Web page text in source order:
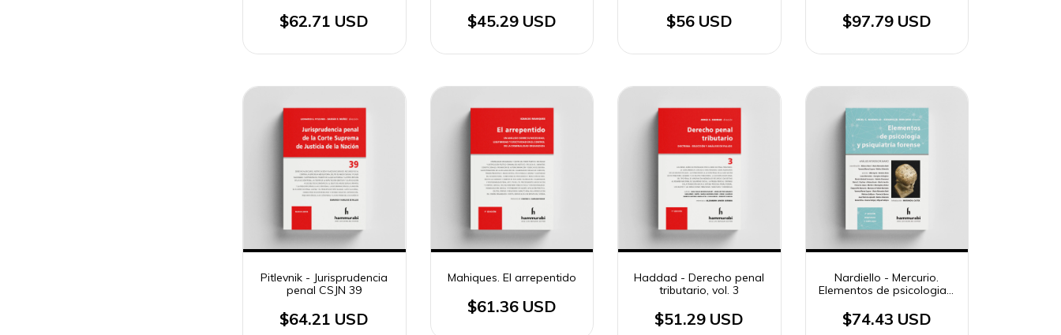
ed.
$62.71 USD $45.29 USD $56 USD $97.79 USD
Pitlevnik - Jurisprudencia
penal CSJN 39
$64.21 USD
Mahiques. El arrepentido
$61.36 USD
Haddad - Derecho penal
tributario, vol. 3
$51.29 USD
Nardiello - Mercurio.
Elementos de psicologia y
$74.43 USD